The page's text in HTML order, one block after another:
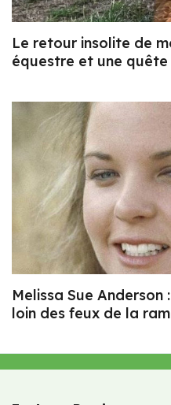
Le retour insolite de
équestre et une
Melissa Sue Anderson
loin des feux de la